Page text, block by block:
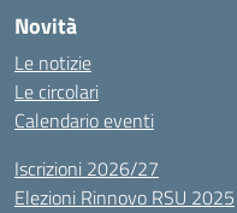
Novità
Le notizie
Le circolari
Calendario eventi
Iscrizioni 2026/27
Elezioni Rinnovo RSU 2025